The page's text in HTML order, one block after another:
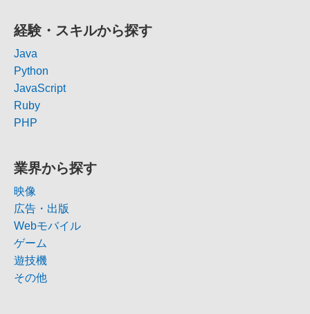
経験・スキルから探す
Java
Python
JavaScript
Ruby
PHP
業界から探す
映像
広告・出版
Webモバイル
ゲーム
遊技機
その他